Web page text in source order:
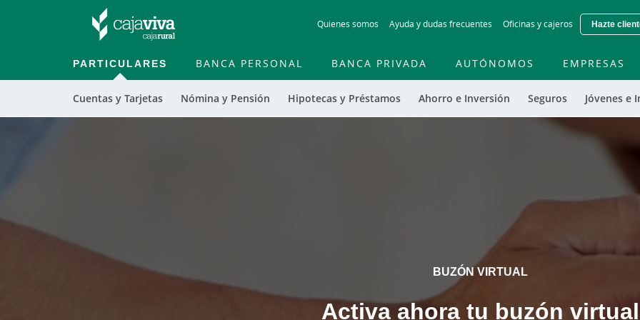
to
contentt
Quienes somos Ayuda y dudas frecuentes Oficinas y cajeros Hazte
PARTICULARES
Cuentas y Tarjetas Nómina y Pensión Hipotecas y Préstamos Ahorro e Inversión Seguros Jóvenes e
BANCA PERSONAL BANCA PRIVADA AUTÓNOMOS EMPRESAS
BUZÓN VIRTUAL
Activa ahora tu buzón virtual